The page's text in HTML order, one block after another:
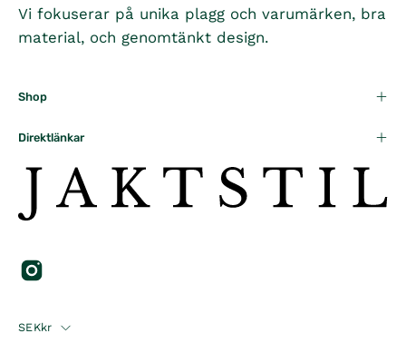
Vi fokuserar på unika plagg och varumärken, bra
material, och genomtänkt design.
Shop
Direktlänkar
Country
SEKkr